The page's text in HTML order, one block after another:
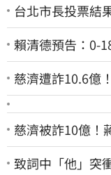
台北市長投票結
賴清德預告：0-
慈濟遭詐10.6億
慈濟被詐10億！
致詞中「他」突